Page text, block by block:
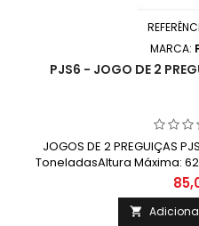
MARCA:
PJS6 - JOGO DE 2
JOGOS DE 2 PREGUIÇAS
ToneladasAltura Máxima:
